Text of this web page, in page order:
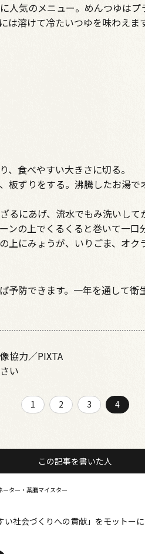
人気のメニュー。めんつゆは
は溶けて冷たいつゆを味わえ
、食べやすい大きさに切る。
板ずりをする。沸騰したお湯
るにあげ、流水でもみ洗いして
ンの上でくるくると巻いて一口
上にみょうが、いりごま、オク
予防できます。一年を通して
協力／PIXTA
い
1 2 3 4
この記事を書いた人
ーター・薬膳マイスター
い社会づくりへの貢献」をモットー